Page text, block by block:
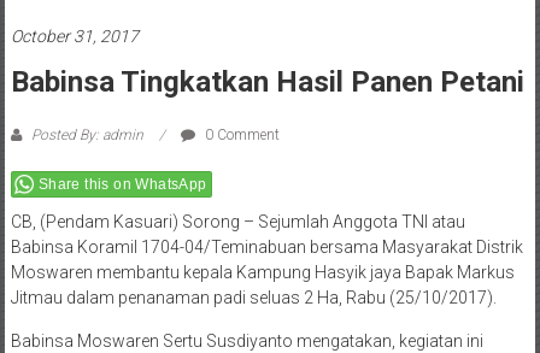
October 31, 2017
Babinsa Tingkatkan Hasil Panen Petani
Posted By: admin 0 Comment
Share this on WhatsApp
CB, (Pendam Kasuari) Sorong – Sejumlah Anggota TNI atau
Babinsa Koramil 1704-04/Teminabuan bersama Masyarakat Distrik
Moswaren membantu kepala Kampung Hasyik jaya Bapak Markus
Jitmau dalam penanaman padi seluas 2 Ha, Rabu (25/10/2017).
Babinsa Moswaren Sertu Susdiyanto mengatakan, kegiatan ini